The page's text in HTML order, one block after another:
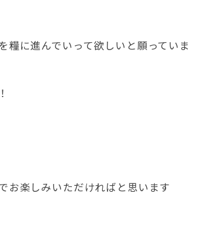
糧に進んでいって欲しいと願っていま
お楽しみいただければと思います